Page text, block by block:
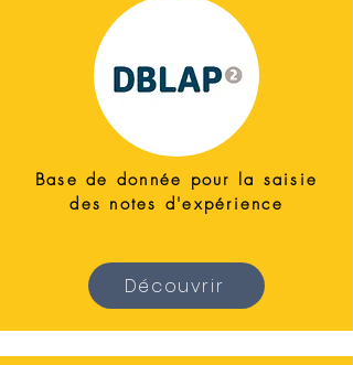
Base de donnée pour la saisie
des notes d'expérience
Découvrir